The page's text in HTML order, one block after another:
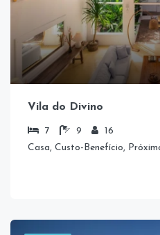
Vila do Divino
7 9
16
Casa, Custo-Benefício,